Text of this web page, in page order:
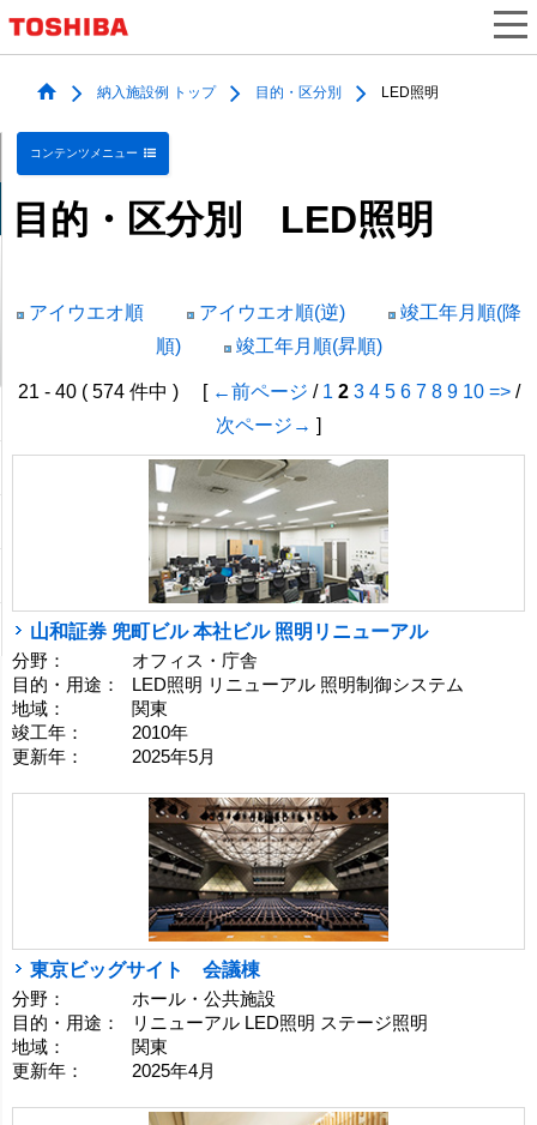
納入施設例 トップ 目的・区分別 LED照明
コンテンツメニュー
目的・区分別 LED照明
アイウエオ順 アイウエオ順(逆)
竣工年月順(降
順)
竣工年月順(昇順)
21 - 40 ( 574 件中 ) [ ←前ページ / 1 2 3 4 5 6 7 8 9 10 =>/
次ページ→ ]
山和証券 兜町ビル 本社ビル 照明リニューアル
分野：
オフィス・庁舎
目的・用途：
LED照明 リニューアル 照明制御システム
地域：
関東
竣工年：
2010年
更新年：
2025年5月
東京ビッグサイト 会議棟
分野：
ホール・公共施設
目的・用途：
リニューアル LED照明 ステージ照明
地域：
関東
更新年：
2025年4月